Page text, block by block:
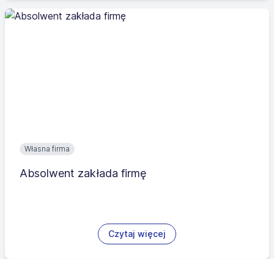
Własna firma
Absolwent zakłada firmę
Czytaj więcej